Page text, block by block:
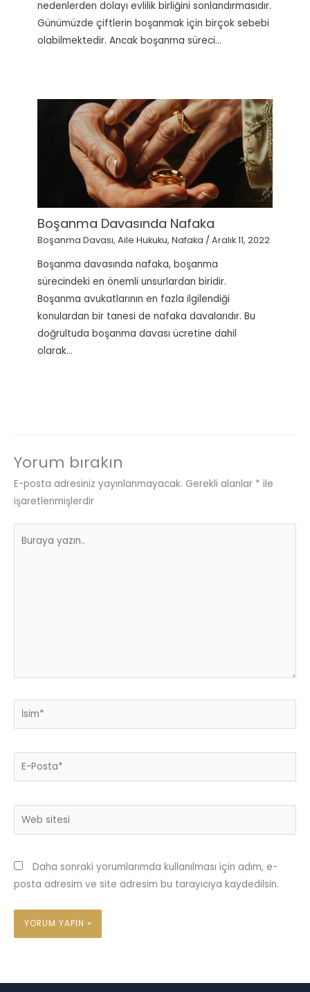
nedenlerden dolayı evlilik birliğini sonlandırmasıdır.
Günümüzde çiftlerin boşanmak için birçok sebebi
olabilmektedir. Ancak boşanma süreci…
Boşanma Davasında Nafaka
Boşanma Davası,Aile Hukuku,Nafaka /Aralık 11, 2022
Boşanma davasında nafaka, boşanma
sürecindeki en önemli unsurlardan biridir.
Boşanma avukatlarının en fazla ilgilendiği
konulardan bir tanesi de nafaka davalarıdır. Bu
doğrultuda boşanma davası ücretine dahil
olarak…
Yorum bırakın
E-posta adresiniz yayınlanmayacak. Gerekli alanlar * ile
işaretlenmişlerdir
İsim*
E-
Posta*
Web
Daha sonraki yorumlarımda kullanılması için adım, e-
posta adresim ve site adresim bu tarayıcıya kaydedilsin.